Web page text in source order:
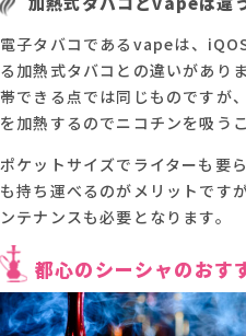
電子タバコであるvapeは、
る加熱式タバコとの違いがあり
帯できる点では同じものですが
を加熱するのでニコチンを吸う
ポケットサイズでライターも要
も持ち運べるのがメリットです
ンテナンスも必要となります。
都心のシーシャのおす